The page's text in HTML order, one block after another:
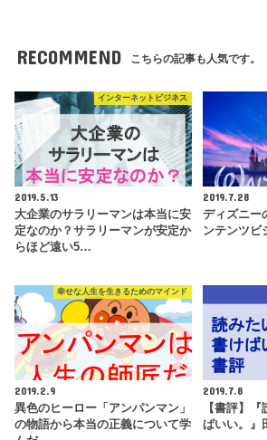
RECOMMEND こちらの記事も人気です。
インターネットビジネス
2019.5.13
大企業のサラリーマンは本当に安
定なのか？サラリーマンが安定か
らほど遠い5…
2019.7.28
ディズニー
ンテンツビ
幸せな人生を生きるためのマインド
2019.2.9
異色のヒーロー「アンパンマン」
の物語から本当の正義について学
2019.7.8
【書評】
ばいい。』